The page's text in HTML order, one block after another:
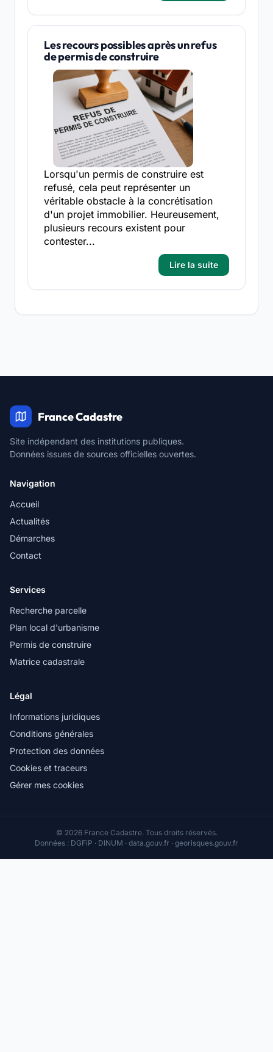
Les recours possibles après un refus
de permis de construire
Lorsqu'un permis de construire est
refusé, cela peut représenter un
véritable obstacle à la concrétisation
d'un projet immobilier. Heureusement,
plusieurs recours existent pour
contester...
Lire la suite
France Cadastre
Site indépendant des institutions publiques.
Données issues de sources officielles ouvertes.
Navigation
Accueil
Actualités
Démarches
Contact
Services
Recherche parcelle
Plan local d'urbanisme
Permis de construire
Matrice cadastrale
Légal
Informations juridiques
Conditions générales
Protection des données
Cookies et traceurs
Gérer mes cookies
© 2026 France Cadastre. Tous droits réservés.
Données : DGFiP · DINUM · data.gouv.fr · georisques.gouv.fr